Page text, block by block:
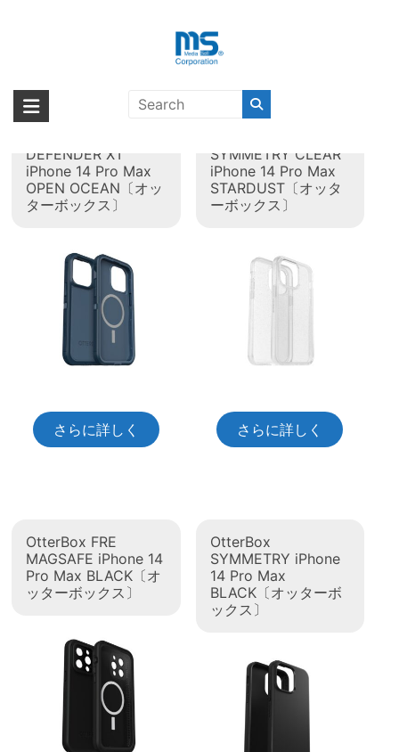
海外輸入ブランド商品｜株式会社
海外事業部が取り揃えている海外輸入商品には、日本では珍しい「海外ブ
ランド」をはじめ「ユニークな商品」「機能的な商品」「コストパフォー
タグ: iPhone 14 Pro Max
DEFENDER XT
iPhone 14 Pro Max
OPEN OCEAN〔オッ
ターボックス〕
さらに詳しく
SYMMETRY CLEAR
iPhone 14 Pro Max
STARDUST〔オッタ
ーボックス〕
さらに詳しく
OtterBox FRE
MAGSAFE iPhone 14
Pro Max BLACK〔オ
ッターボックス〕
OtterBox
SYMMETRY iPhone
14 Pro Max
BLACK〔オッターボ
ックス〕